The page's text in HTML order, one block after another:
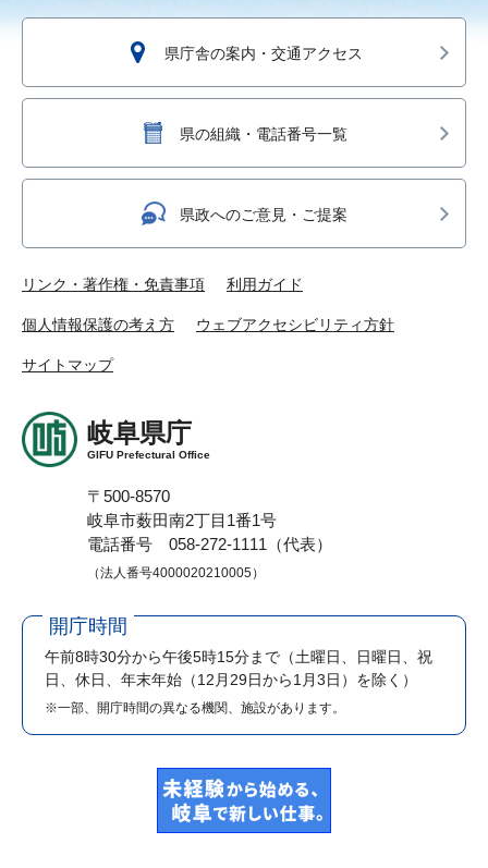
県庁舎の案内・交通アクセス
県の組織・電話番号一覧
県政へのご意見・ご提案
リンク・著作権・免責事項 利用ガイド
個人情報保護の考え方 ウェブアクセシビリティ方針
サイトマップ
岐阜県庁
GIFU Prefectural Office
〒500-8570
岐阜市薮田南2丁目1番1号
電話番号 058-272-1111（代表）
（法人番号4000020210005）
開庁時間
午前8時30分から午後5時15分まで （土曜日、日曜日、祝
日、休日、年末年始（12月29日から1月3日）を除く）
※一部、開庁時間の異なる機関、施設があります。